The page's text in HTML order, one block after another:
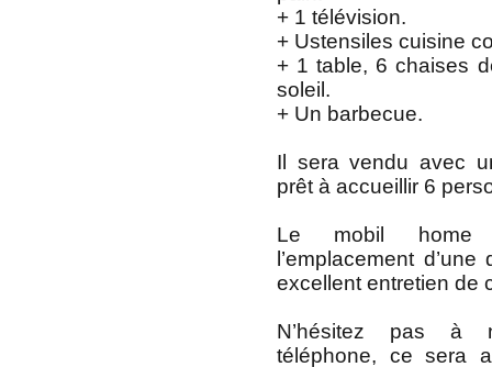
+ 1 télévision.
+ Ustensiles cuisine
+ 1 table, 6 chaises
soleil.
+ Un barbecue.
Il sera vendu avec
prêt à accueillir 6
Le mobil
l’emplacement
excellent entretien de
N’hésitez pas à
téléphone, ce sera